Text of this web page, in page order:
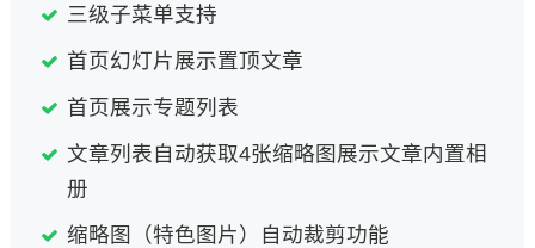
三级子菜单支持
首页幻灯片展示置顶文章
首页展示专题列表
文章列表自动获取4张缩略图展示文章内置相
册
缩略图（特色图片）自动裁剪功能